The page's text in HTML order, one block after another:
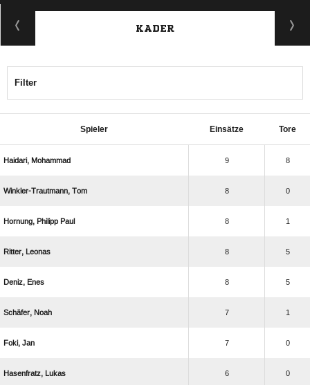
KADER
Filter
Spieler Einsätze Tore
  9 8
  8 0
   8 1
  8 5
  8 5
  7 1
  7 0
  6 0